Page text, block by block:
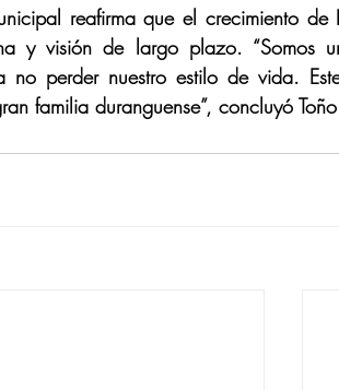
reafirma que el crecimiento de
y visión de largo plazo. “Somos
no perder nuestro estilo de vida.
familia duranguense”, concluyó